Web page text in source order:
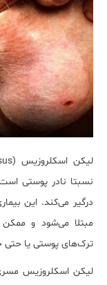
نسبتا نادر پوستی
درگیر می‌کند. این
مبتلا می‌شود و
ترک‌های پوستی یا حتی
لیکن اسکلروزیس